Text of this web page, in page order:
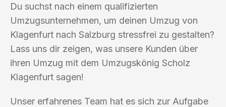
Du suchst nach einem qualifizierten
Umzugsunternehmen, um deinen Umzug von
Klagenfurt nach Salzburg stressfrei zu gestalten?
Lass uns dir zeigen, was unsere Kunden über
ihren Umzug mit dem Umzugskönig Scholz
Klagenfurt sagen!
Unser erfahrenes Team hat es sich zur Aufgabe